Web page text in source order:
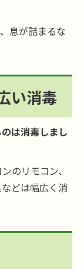
息が詰まるな
い消毒
は消毒しまし
のリモコン、
どは幅広く消